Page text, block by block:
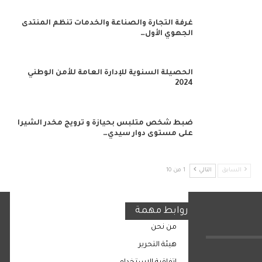
غرفة التجارة والصناعة والخدمات تنظم المنتدى
الجهوي الأول…
الحصيلة السنوية للإدارة العامة للأمن الوطني
2024
ضبط شخص متلبس بحيازة و ترويج مخدر الشيرا
على مستوى دوار سيدي…
السابق التالي 1 من 10
روابط مهمة
من نحن
هيئة التحرير